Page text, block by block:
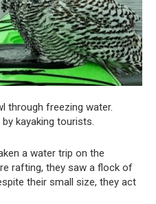
through freezing water.
kayaking tourists.
a water trip on the
rafting, they saw a flock of
their small size, they act